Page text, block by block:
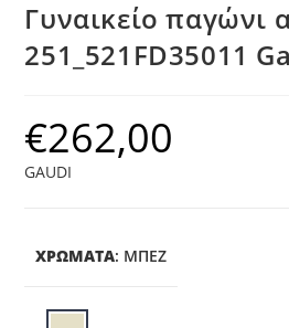
Γυναικείο παγώνι
251_521FD35011
€262,00
GAUDI
ΧΡΩΜΑΤΑ: ΜΠΕΖ